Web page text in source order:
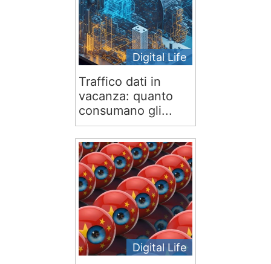
Digital Life
Traffico dati in
vacanza: quanto
consumano gli...
Digital Life